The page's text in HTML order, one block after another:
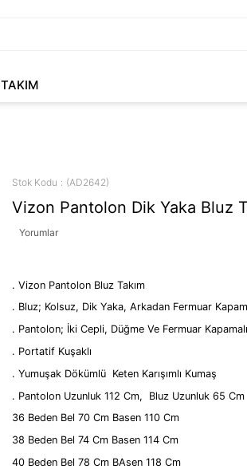
TAKIM
Stok Kodu (AD2642)
Vizon Pantolon Dik Yaka Bluz
Yorumlar
. Vizon Pantolon Bluz Takım
. Bluz; Kolsuz, Dik Yaka, Arkadan Fermuar
. Pantolon; İki Cepli, Düğme Ve Fermuar
. Portatif Kuşaklı
. Yumuşak Dökümlü Keten Karışımlı Kumaş
. Pantolon Uzunluk 112 Cm, Bluz Uzunluk 65 Cm
36 Beden Bel 70 Cm Basen 110 Cm
38 Beden Bel 74 Cm Basen 114 Cm
40 Beden Bel 78 Cm BAsen 118 Cm